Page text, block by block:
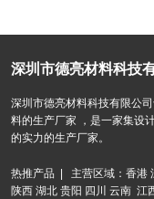
深圳市德亮材料科技
深圳市德亮材料科技有限公
料的生产厂家 ，是一家集设
的实力的生产厂家。
热推产品 | 主营区域：香港
陕西 湖北 贵阳 四川 云南 江